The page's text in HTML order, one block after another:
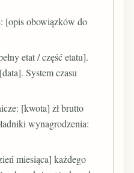
[opis obowiązków do
etat / część etatu].
System czasu
[kwota] zł brutto
wynagrodzenia:
miesiąca] każdego